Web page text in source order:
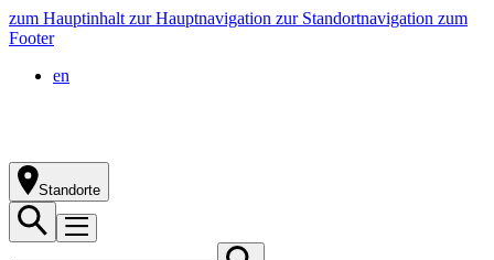
zum Hauptinhalt zur Hauptnavigation zur Standortnavigation zum
Footer
en
Standorte